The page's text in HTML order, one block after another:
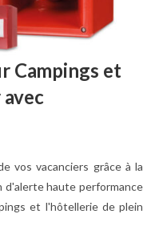
Campings et
vos vacanciers grâce à la
d'alerte haute performance
et l'hôtellerie de plein